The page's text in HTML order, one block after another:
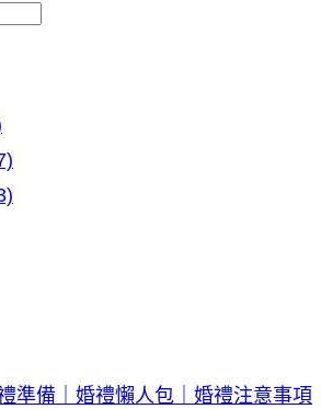
準備｜婚禮懶人包｜婚禮注意事項